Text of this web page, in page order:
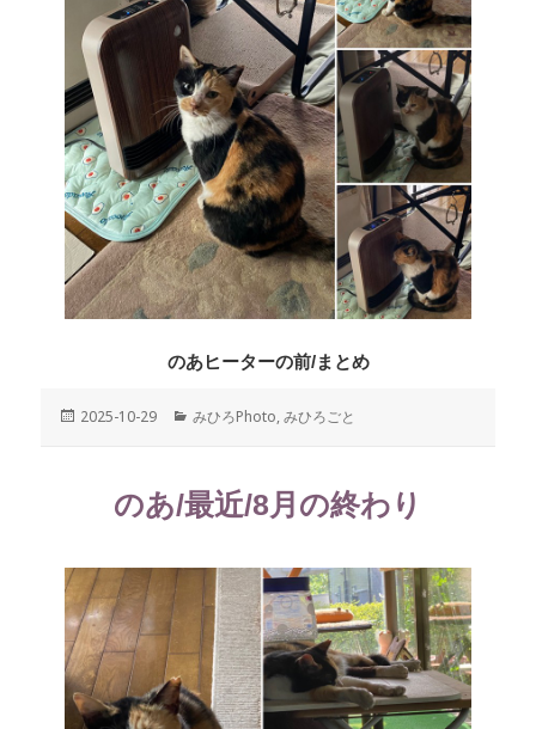
のあヒーターの前/まとめ
投
2025-10-29
カ
ー
みひろPhoto,みひろごと
のあ/最近/8月の終わり